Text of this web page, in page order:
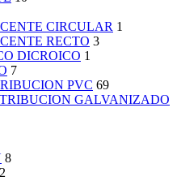
CIRCULAR 1
RECTO 3
DICROICO 1
7
PVC 69
GALVANIZADO
8
2